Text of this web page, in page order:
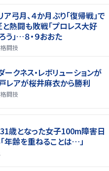
弓月、４か月ぶり「復帰戦」で
と熱闘も敗戦「プロレス大好
」…８・９おおた
闘技
ークネス・レボリューションが
レアが桜井麻衣から勝利
闘技
31歳となった女子100m障害日
年齢を重ねることは…」